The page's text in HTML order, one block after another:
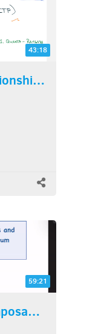
43:18
2025.12.17 A relationship...
59:21
2025.12.10 Decomposable...